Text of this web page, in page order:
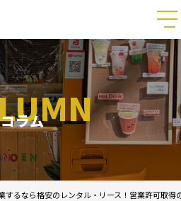
コラム
するなら格安のレンタル・リース！営業許可取得